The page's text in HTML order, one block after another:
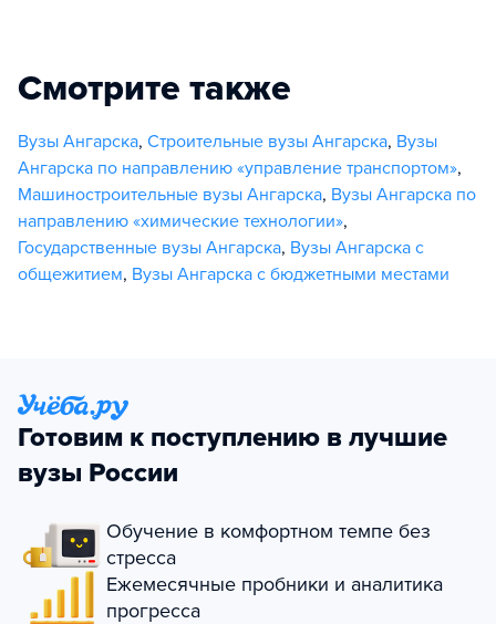
Смотрите также
Вузы Ангарска, Строительные вузы Ангарска, Вузы
Ангарска по направлению «управление транспортом»,
Машиностроительные вузы Ангарска, Вузы Ангарска по
направлению «химические технологии»,
Государственные вузы Ангарска, Вузы Ангарска с
общежитием, Вузы Ангарска с бюджетными местами
Готовим к поступлению в лучшие
вузы России
Обучение в комфортном темпе без
стресса
Ежемесячные пробники и аналитика
прогресса